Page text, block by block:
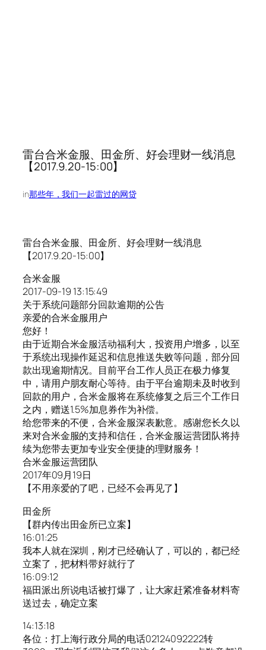
雷台合米金服、田金所、好会理财一线消息
【2017.9.20-15:00】
in那些年，我们一起雷过的网贷
雷台合米金服、田金所、好会理财一线消息
【2017.9.20-15:00】
合米金服
2017-09-19 13:15:49
关于系统问题部分回款逾期的公告
亲爱的合米金服用户
您好！
由于近期合米金服活动福利大，投资用户增多，以至
于系统出现操作延迟和信息推送失败等问题，部分回
款出现逾期情况。目前平台工作人员正在极力修复
中，请用户朋友耐心等待。由于平台逾期未及时收到
回款的用户，合米金服将在系统修复之后三个工作日
之内，赠送1.5%加息券作为补偿。
给您带来的不便，合米金服深表歉意。感谢您长久以
来对合米金服的支持和信任，合米金服运营团队将持
续为您带去更加专业安全便捷的理财服务！
合米金服运营团队
2017年09月19日
【不用亲爱的了吧，已经不会再见了】
田金所
【群内传出田金所已立案】
16:01:25
我本人就在深圳，刚才已经确认了，可以的，都已经
立案了，把材料带好就行了
16:09:12
福田派出所说电话被打爆了，让大家赶紧准备材料寄
送过去，确定立案
14:13:18
各位：打上海行政分局的电话02124092222转